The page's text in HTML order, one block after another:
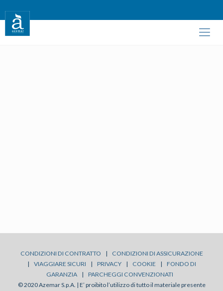
CONDIZIONI DI CONTRATTO |
CONDIZIONI DI ASSICURAZIONE
|
VIAGGIARE SICURI | PRIVACY | COOKIE |
FONDO DI
GARANZIA
|
PARCHEGGI CONVENZIONATI
© 2020 Azemar S.p.A. | E’ proibito l’utilizzo di tutto il materiale presente